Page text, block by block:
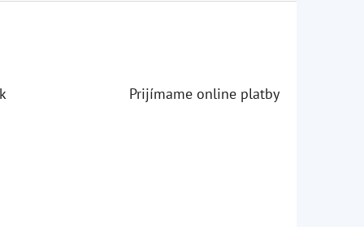
Prijímame online platby